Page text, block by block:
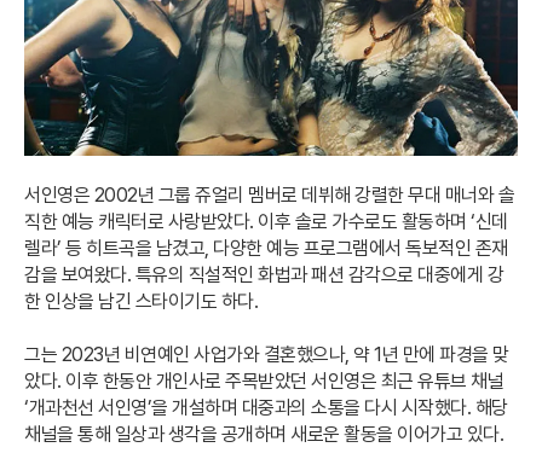
서인영은 2002년 그룹 쥬얼리 멤버로 데뷔해 강렬한 무대 매너와 솔
직한 예능 캐릭터로 사랑받았다. 이후 솔로 가수로도 활동하며 ‘신데
렐라’ 등 히트곡을 남겼고, 다양한 예능 프로그램에서 독보적인 존재
감을 보여왔다. 특유의 직설적인 화법과 패션 감각으로 대중에게 강
한 인상을 남긴 스타이기도 하다.
그는 2023년 비연예인 사업가와 결혼했으나, 약 1년 만에 파경을 맞
았다. 이후 한동안 개인사로 주목받았던 서인영은 최근 유튜브 채널
‘개과천선 서인영’을 개설하며 대중과의 소통을 다시 시작했다. 해당
채널을 통해 일상과 생각을 공개하며 새로운 활동을 이어가고 있다.